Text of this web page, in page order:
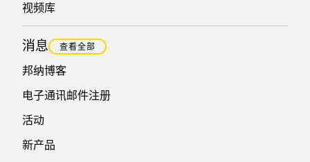
视频库
消息 查看全部
邦纳博客
电子通讯邮件注册
活动
新产品